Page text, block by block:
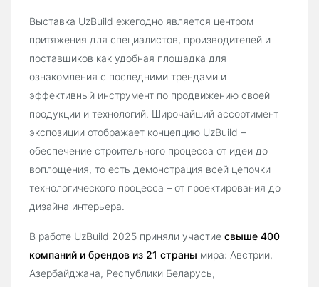
Выставка UzBuild ежегодно является центром
притяжения для специалистов, производителей и
поставщиков как удобная площадка для
ознакомления с последними трендами и
эффективный инструмент по продвижению своей
продукции и технологий. Широчайший ассортимент
экспозиции отображает концепцию UzBuild –
обеспечение строительного процесса от идеи до
воплощения, то есть демонстрация всей цепочки
технологического процесса – от проектирования до
дизайна интерьера.
В работе UzBuild 2025 приняли участие свыше 400
компаний и брендов из 21 страны мира: Австрии,
Азербайджана, Республики Беларусь,